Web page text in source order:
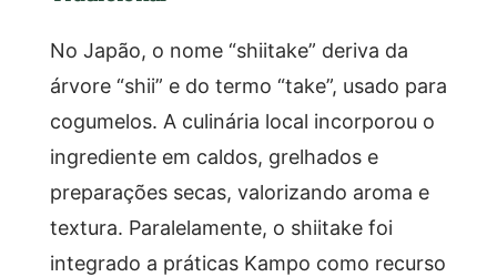
No Japão, o nome “shiitake” deriva da
árvore “shii” e do termo “take”, usado para
cogumelos. A culinária local incorporou o
ingrediente em caldos, grelhados e
preparações secas, valorizando aroma e
textura. Paralelamente, o shiitake foi
integrado a práticas Kampo como recurso